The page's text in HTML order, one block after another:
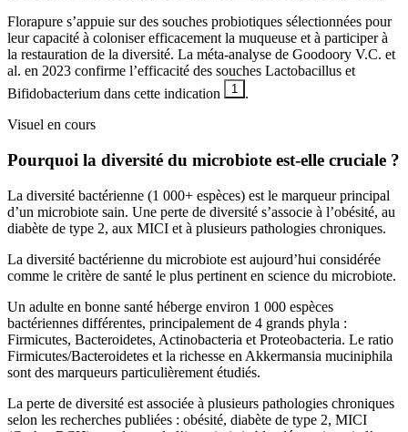
Florapure s’appuie sur des souches probiotiques sélectionnées pour
leur capacité à coloniser efficacement la muqueuse et à participer à
la restauration de la diversité. La méta-analyse de Goodoory V.C. et
al. en 2023 confirme l’efficacité des souches Lactobacillus et
Bifidobacterium dans cette indication
1 .
Visuel en cours
Pourquoi la diversité du microbiote est-elle cruciale ?
La diversité bactérienne (1 000+ espèces) est le marqueur principal
d’un microbiote sain. Une perte de diversité s’associe à l’obésité, au
diabète de type 2, aux MICI et à plusieurs pathologies chroniques.
La diversité bactérienne du microbiote est aujourd’hui considérée
comme le critère de santé le plus pertinent en science du microbiote.
Un adulte en bonne santé héberge environ 1 000 espèces
bactériennes différentes, principalement de 4 grands phyla :
Firmicutes, Bacteroidetes, Actinobacteria et Proteobacteria. Le ratio
Firmicutes/Bacteroidetes et la richesse en Akkermansia muciniphila
sont des marqueurs particulièrement étudiés.
La perte de diversité est associée à plusieurs pathologies chroniques
selon les recherches publiées : obésité, diabète de type 2, MICI